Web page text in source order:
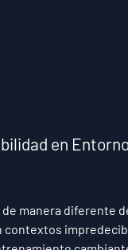
en
manera diferente
contextos